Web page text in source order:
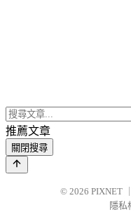
推薦文章
關閉搜尋
© 2026 PIXNET
隱私